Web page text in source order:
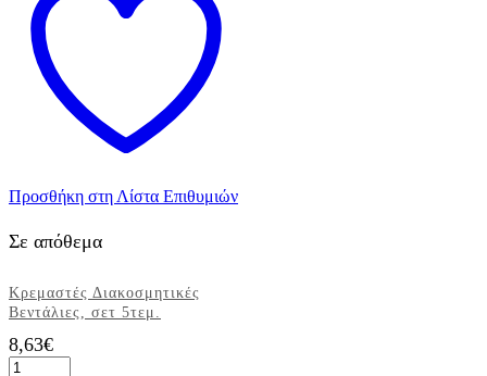
Patrol,
1τεμ.
ποσότητα
Προσθήκη στη Λίστα Επιθυμιών
Σε απόθεμα
Κρεμαστές Διακοσμητικές
Βεντάλιες, σετ 5τεμ.
8,63€
Κρεμαστές